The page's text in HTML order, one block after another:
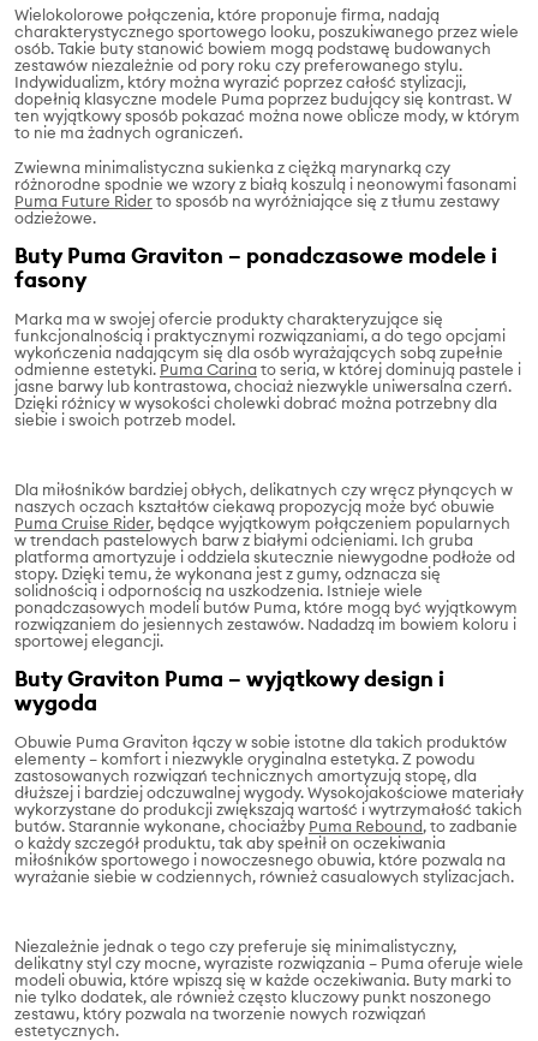
Wielokolorowe połączenia, które proponuje firma, nadają
charakterystycznego sportowego looku, poszukiwanego przez wiele
osób. Takie buty stanowić bowiem mogą podstawę budowanych
zestawów niezależnie od pory roku czy preferowanego stylu.
Indywidualizm, który można wyrazić poprzez całość stylizacji,
dopełnią klasyczne modele Puma poprzez budujący się kontrast. W
ten wyjątkowy sposób pokazać można nowe oblicze mody, w którym
to nie ma żadnych ograniczeń.
Zwiewna minimalistyczna sukienka z ciężką marynarką czy
różnorodne spodnie we wzory z białą koszulą i neonowymi fasonami
Puma Future Riderto sposób na wyróżniające się z tłumu zestawy
odzieżowe.
Buty Puma Graviton – ponadczasowe modele i
fasony
Marka ma w swojej ofercie produkty charakteryzujące się
funkcjonalnością i praktycznymi rozwiązaniami, a do tego opcjami
wykończenia nadającym się dla osób wyrażających sobą zupełnie
odmienne estetyki. Puma Carinato seria, w której dominują pastele i
jasne barwy lub kontrastowa, chociaż niezwykle uniwersalna czerń.
Dzięki różnicy w wysokości cholewki dobrać można potrzebny dla
siebie i swoich potrzeb model.
Dla miłośników bardziej obłych, delikatnych czy wręcz płynących w
naszych oczach kształtów ciekawą propozycją może być obuwie
Puma Cruise Rider, będące wyjątkowym połączeniem popularnych
w trendach pastelowych barw z białymi odcieniami. Ich gruba
platforma amortyzuje i oddziela skutecznie niewygodne podłoże od
stopy. Dzięki temu, że wykonana jest z gumy, odznacza się
solidnością i odpornością na uszkodzenia. Istnieje wiele
ponadczasowych modeli butów Puma, które mogą być wyjątkowym
rozwiązaniem do jesiennych zestawów. Nadadzą im bowiem koloru i
sportowej elegancji.
Buty Graviton Puma – wyjątkowy design i
wygoda
Obuwie Puma Graviton łączy w sobie istotne dla takich produktów
elementy – komfort i niezwykle oryginalna estetyka. Z powodu
zastosowanych rozwiązań technicznych amortyzują stopę, dla
dłuższej i bardziej odczuwalnej wygody. Wysokojakościowe materiały
wykorzystane do produkcji zwiększają wartość i wytrzymałość takich
butów. Starannie wykonane, chociażby Puma Rebound, to zadbanie
o każdy szczegół produktu, tak aby spełnił on oczekiwania
miłośników sportowego i nowoczesnego obuwia, które pozwala na
wyrażanie siebie w codziennych, również casualowych stylizacjach.
Niezależnie jednak o tego czy preferuje się minimalistyczny,
delikatny styl czy mocne, wyraziste rozwiązania – Puma oferuje wiele
modeli obuwia, które wpiszą się w każde oczekiwania. Buty marki to
nie tylko dodatek, ale również często kluczowy punkt noszonego
zestawu, który pozwala na tworzenie nowych rozwiązań
estetycznych.